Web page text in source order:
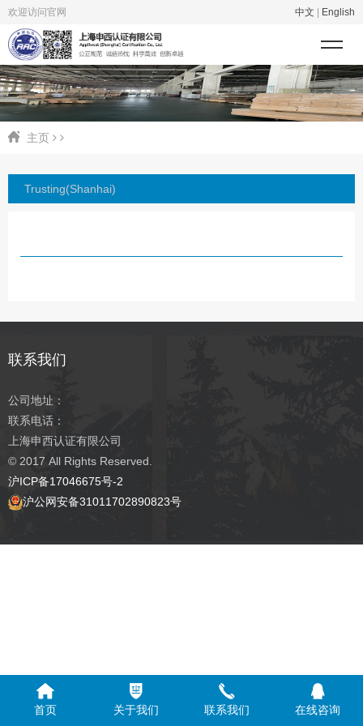
欢迎访问官网 中文 English
主页
Trusting(Shanhai)
联系我们
公司地址：
联系电话：
上海申西认证有限公司
© 2017 All Rights Reserved.
沪ICP备17046675号-2
沪公网安备31011702890823号
首页 关于我们 联系我们 在线咨询